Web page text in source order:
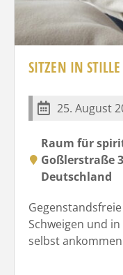
SITZEN IN
25. August
Raum für
Goßlerstraße
Deutschland
Schweigen und
selbst